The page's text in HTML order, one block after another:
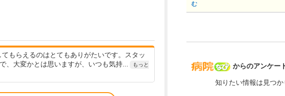
もらえるのはとてもありがたいです。スタッ
、大変かとは思いますが、いつも気持...
もっと
病院なび
からのアンケー
知りたい情報は見つ
む